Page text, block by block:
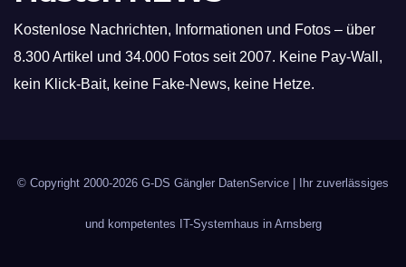
Kostenlose Nachrichten, Informationen und Fotos – über
8.300 Artikel und 34.000 Fotos seit 2007. Keine Pay-Wall,
kein Klick-Bait, keine Fake-News, keine Hetze.
© Copyright 2000-2026 G-DS Gängler DatenService | Ihr zuverlässiges
und kompetentes IT-Systemhaus in Arnsberg